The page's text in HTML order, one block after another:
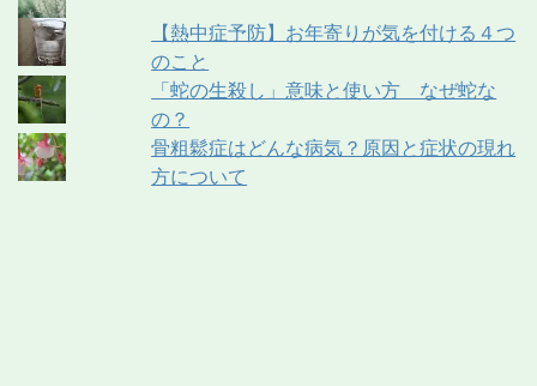
【熱中症予防】お年寄りが気を付ける４つ
のこと
「蛇の生殺し」意味と使い方 なぜ蛇な
の？
骨粗鬆症はどんな病気？原因と症状の現れ
方について